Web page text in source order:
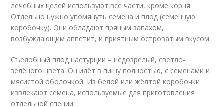
лечебных целей используют все части, кроме корня.
Отдельно нужно упомянуть семена и плод (семенную
коробочку). Они обладают пряным запахом,
возбуждающим аппетит, и приятным островатым вкусом.
Съедобный плод настурции – недозрелый, светло-
зелёного цвета. Он идёт в пищу полностью, с семенами и
мясистой оболочкой. Из белой или жёлтой коробочки
извлекают семена, используемые для приготовления
отдельной специи.